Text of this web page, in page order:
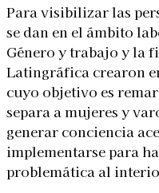
Para visibilizar las
se dan en el ámbito
Género y trabajo y la
Latingráfica crearon
cuyo objetivo es
separa a mujeres y
generar conciencia
implementarse para
problemática al